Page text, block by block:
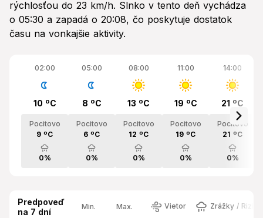
rýchlosťou do 23 km/h. Slnko v tento deň vychádza
o 05:30 a zapadá o 20:08, čo poskytuje dostatok
času na vonkajšie aktivity.
02:00
10 ºC
Pocitovo
9 ºC
0%
05:00
8 ºC
Pocitovo
6 ºC
0%
08:00
13 ºC
Pocitovo
12 ºC
0%
11:00
19 ºC
Pocitovo
19 ºC
0%
14:00
21 ºC
Pocitovo
21 ºC
0%
Predpoveď
na 7 dní
Min. Max. Vietor Zrážky /